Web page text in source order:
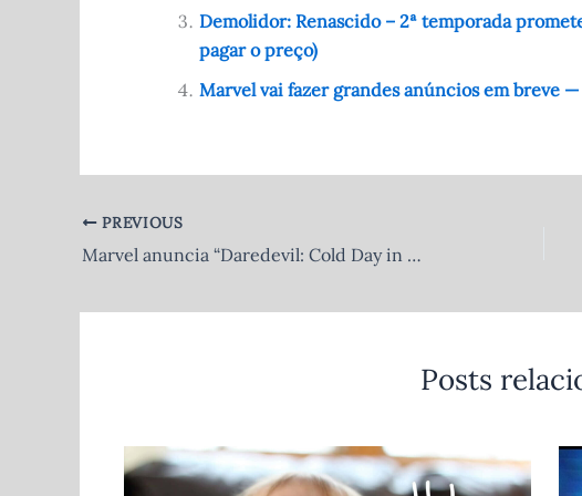
o
k
p
p
Demolidor: Renascido – 2ª temporada
pagar o preço)
Marvel vai fazer grandes anúncios em breve
PREVIOUS
Marvel anuncia “Daredevil: Cold Day in Hell” – Os últimos dias do Demolidor chegaram!
Posts